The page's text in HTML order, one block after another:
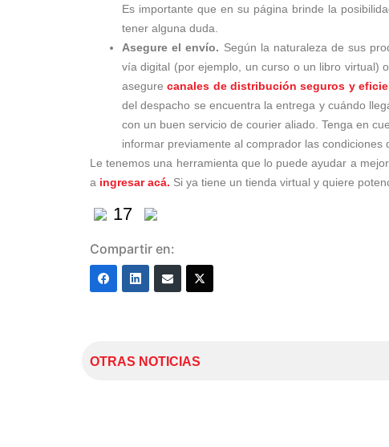
Es importante que en su página brinde la
tener alguna duda.
Asegure el envío. Según la naturaleza de sus
vía digital (por ejemplo, un curso o un libro virtual)
asegurecanales de distribución seguros y
del despacho se encuentra la entrega y cuándo
con un buen servicio de courier aliado. Tenga en
informar previamente al comprador las condiciones
Le tenemos una herramienta que lo puede ayudar a
a ingresar acá. Si ya tiene un tienda virtual y quiere
17
Compartir en:
OTRAS NOTICIAS